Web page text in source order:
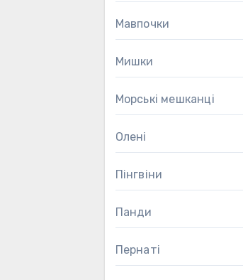
Мавпочки
Мишки
Морські мешканці
Олені
Пінгвіни
Панди
Пернаті